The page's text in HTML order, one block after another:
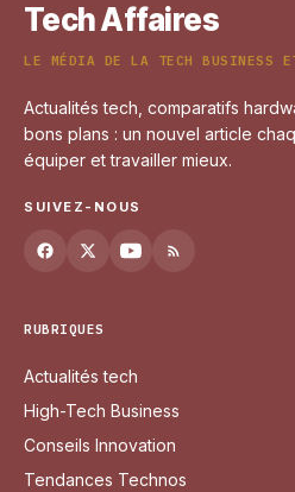
Tech Affaires
LE MÉDIA DE LA TECH BUSINESS
Actualités tech, comparatifs
bons plans : un nouvel article
équiper et travailler mieux.
SUIVEZ-NOUS
RUBRIQUES
Actualités tech
High-Tech Business
Conseils Innovation
Tendances Technos